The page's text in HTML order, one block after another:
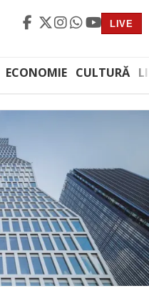
LIVE
ECONOMIE CULTURĂ